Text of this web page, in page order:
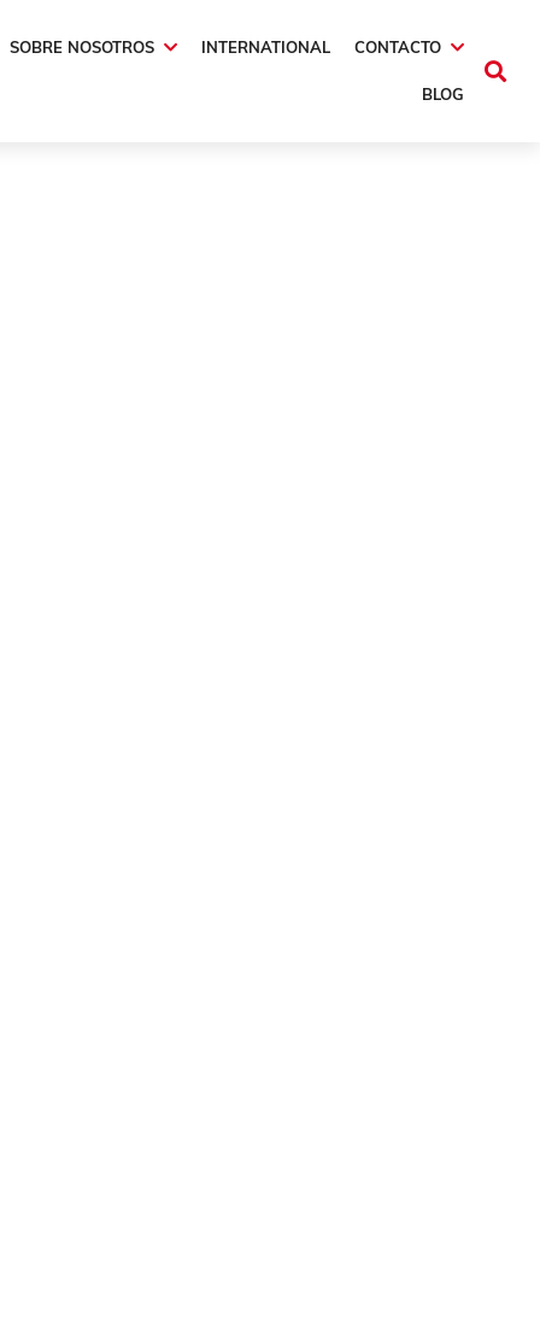
SOBRE NOSOTROS INTERNATIONAL CONTACTO
BLOG